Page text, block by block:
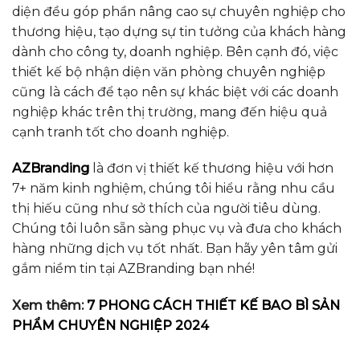
diện đều góp phần nâng cao sự chuyên nghiệp cho
thương hiệu, tạo dựng sự tin tưởng của khách hàng
dành cho công ty, doanh nghiệp. Bên cạnh đó, việc
thiết kế bộ nhận diện văn phòng chuyên nghiệp
cũng là cách để tạo nên sự khác biệt với các doanh
nghiệp khác trên thị trường, mang đến hiệu quả
cạnh tranh tốt cho doanh nghiệp.
AZBranding là đơn vị thiết kế thương hiệu với hơn
7+ năm kinh nghiệm, chúng tôi hiểu rằng nhu cầu
thị hiếu cũng như sở thích của người tiêu dùng.
Chúng tôi luôn sẵn sàng phục vụ và đưa cho khách
hàng những dịch vụ tốt nhất. Bạn hãy yên tâm gửi
gắm niềm tin tại AZBranding bạn nhé!
Xem thêm: 7 PHONG CÁCH THIẾT KẾ BAO BÌ SẢN
PHẨM CHUYÊN NGHIỆP 2024